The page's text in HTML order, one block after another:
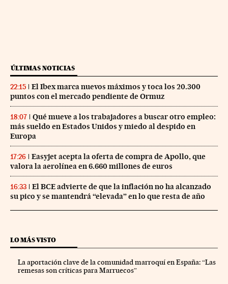
ÚLTIMAS NOTICIAS
22:15
El Ibex marca nuevos máximos y toca los 20.300
puntos con el mercado pendiente de Ormuz
18:07
Qué mueve a los trabajadores a buscar otro empleo:
más sueldo en Estados Unidos y miedo al despido en
Europa
17:26
Easyjet acepta la oferta de compra de Apollo, que
valora la aerolínea en 6.660 millones de euros
16:33
El BCE advierte de que la inflación no ha alcanzado
su pico y se mantendrá “elevada” en lo que resta de año
LO MÁS VISTO
La aportación clave de la comunidad marroquí en España: “Las
remesas son críticas para Marruecos”